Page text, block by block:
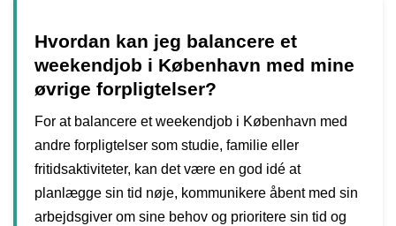
Hvordan kan jeg balancere et
weekendjob i København med mine
øvrige forpligtelser?
For at balancere et weekendjob i København med
andre forpligtelser som studie, familie eller
fritidsaktiviteter, kan det være en god idé at
planlægge sin tid nøje, kommunikere åbent med sin
arbejdsgiver om sine behov og prioritere sin tid og